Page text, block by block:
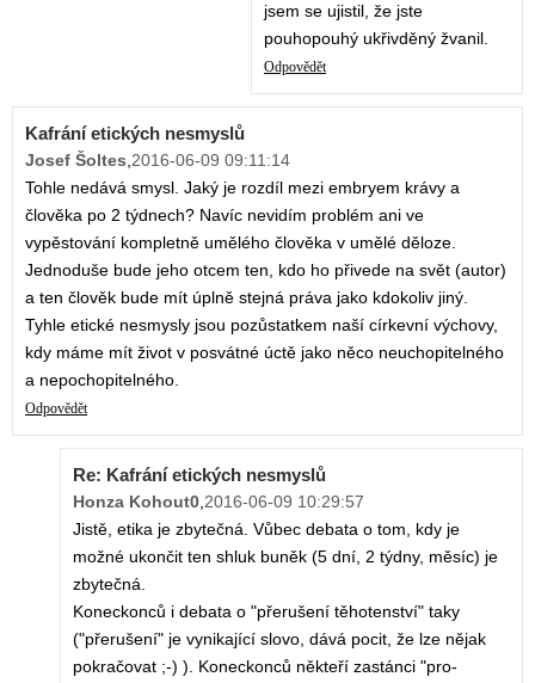
jsem se ujistil, že jste
pouhopouhý ukřivděný žvanil.
Odpovědět
Kafrání etických nesmyslů
Josef Šoltes,2016-06-09 09:11:14
Tohle nedává smysl. Jaký je rozdíl mezi embryem krávy a
člověka po 2 týdnech? Navíc nevidím problém ani ve
vypěstování kompletně umělého člověka v umělé děloze.
Jednoduše bude jeho otcem ten, kdo ho přivede na svět (autor)
a ten člověk bude mít úplně stejná práva jako kdokoliv jiný.
Tyhle etické nesmysly jsou pozůstatkem naší církevní výchovy,
kdy máme mít život v posvátné úctě jako něco neuchopitelného
a nepochopitelného.
Odpovědět
Re: Kafrání etických nesmyslů
Honza Kohout0,2016-06-09 10:29:57
Jistě, etika je zbytečná. Vůbec debata o tom, kdy je
možné ukončit ten shluk buněk (5 dní, 2 týdny, měsíc) je
zbytečná.
Koneckonců i debata o "přerušení těhotenství" taky
("přerušení" je vynikající slovo, dává pocit, že lze nějak
pokračovat ;-) ). Koneckonců někteří zastánci "pro-